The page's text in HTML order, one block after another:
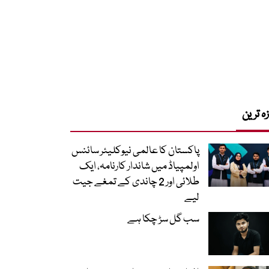
ترین
پاکستان کا عالمی نیوکلیئر سائنس
اولمپیاڈ میں شاندار کارنامہ، ایک
طلائی اور 2 چاندی کے تمغے جیت
لیے
سب گل سڑ چکا ہے